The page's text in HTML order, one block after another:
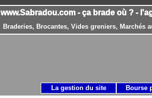
www.Sabradou.com - ça brade où ? -
Braderies, Brocantes, Vides greniers, Marchés
La gestion du site Bourse